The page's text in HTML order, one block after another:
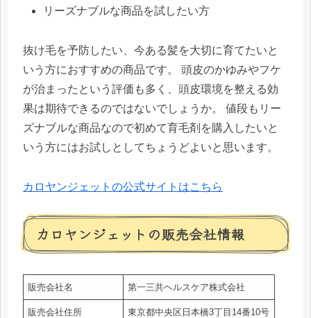
リーズナブルな商品を試したい方
抜け毛を予防したい、今ある髪を大切に育てたいと
いう方におすすめの商品です。 頭皮のかゆみやフケ
が治まったという評価も多く、頭皮環境を整える効
果は期待できるのではないでしょうか。 値段もリー
ズナブルな商品なので初めて育毛剤を購入したいと
いう方にはお試しとしてちょうどよいと思います。
カロヤンジェットの公式サイトはこちら
カロヤンジェットの販売会社情報
販売会社名 第一三共ヘルスケア株式会社
販売会社住所 東京都中央区日本橋3丁目14番10号